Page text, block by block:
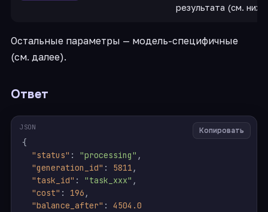
результата (см.
Остальные параметры — модель-специфичные
(см. далее).
Ответ
{
"status" : "processing" ,
"generation_id" : 5811 ,
"task_id" : "task_xxx" ,
"cost" : 196 ,
"balance_after" :
4504.0
Копировать
JSON